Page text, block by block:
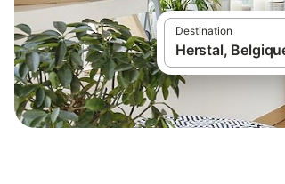
Destination